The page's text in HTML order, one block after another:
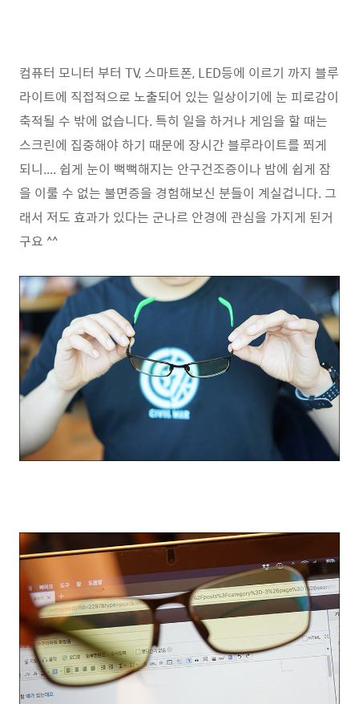
컴퓨터 모니터 부터 TV, 스마트폰, LED등에 이르기 까지 블루
라이트에 직접적으로 노출되어 있는 일상이기에 눈 피로감이
축적될 수 밖에 없습니다. 특히 일을 하거나 게임을 할 때는
스크린에 집중해야 하기 때문에 장시간 블루라이트를 쬐게
되니.... 쉽게 눈이 뻑뻑해지는 안구건조증이나 밤에 쉽게 잠
을 이룰 수 없는 불면증을 경험해보신 분들이 계실겁니다. 그
래서 저도 효과가 있다는 군나르 안경에 관심을 가지게 된거
구요 ^^